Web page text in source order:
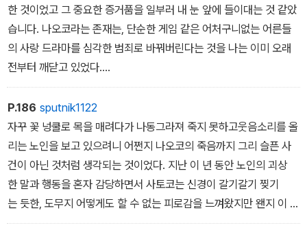
봉제 인형?
그렇습니다. 어쩌면 그건 봉제 인형이었습니다.... 틀림없이 그렇습니
다. 이제야 겨우 알겠군요. 그때 일은 노출오버 사진처럼 모든 것이 여
름 한낮의 하얀 빛에 녹아들어내가 무슨 짓을 했는지도 지금껏 분명
하게 생각나지 않았는데, 이제야 겨우 깨달았습니다. 그건 봉제 인형
이었습니다.
한 것이었고 그 중요한 증거품을 일부러 내 눈 앞에 들이대는 것 같았
습니다. 나오코라는 존재는, 단순한 게임 같은 어처구니없는 어른들
의 사랑 드라마를 심각한 범죄로 바꿔버린다는 것을 나는 이미 오래
전부터 깨닫고 있었다.
역시 류스케 씨의 아이구나... 그런 실감이 들었습니다.
신주쿠 산초메 사거리에 내던지고 왔을 터인 고통이 갑작스레다
시 큰 의미를 품고 나를 덮쳤습니다.
내 아이가 아니라 류스케 씨의 아이다. 게다가 나오코는 그것을 알
고 있다. 자신이 류스케 이모부의 딸이고, 이곳이 진짜 자신의 집이라
는 것도 알고 있다... 불현듯 그런 생각이 들었습니다. 유키코가 슬
쩍 알려주었는지, 아니면 어린아이의 예리한 후각이 본능적으로 진
짜 아버지의 냄새를 맡았는지, 아무튼 이 아이는 알고 있다. 그러지 않
P.186 sputnik1122
자꾸 꽃 넝쿨로 목을 매려다가 나동그라져 죽지 못하고웃음소리를 올
리는 노인을 보고 있으려니 어쩐지 나오코의 죽음까지 그리 슬픈 사
건이 아닌 것처럼 생각되는 것이었다. 지난 이 년 동안 노인의 괴상
한 말과 행동을 혼자 감당하면서 사토코는 신경이 갈기갈기 찢기
는 듯한, 도무지 어떻게도 할 수 없는 피로감을 느껴왔지만 왠지 이 순
간, 사토코는 처음으로 이 노인네는 미친 게 아니라고 느껴졌다. 오히